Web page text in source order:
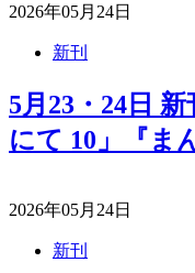
2026年05月24日
新刊
5月23・24日
にて 10」『ま
2026年05月24日
新刊